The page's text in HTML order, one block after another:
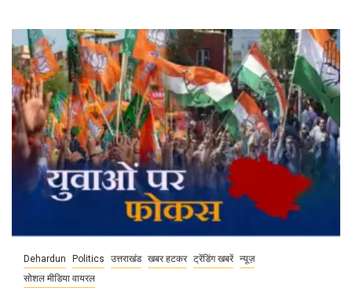
Dehardun Politics उत्तराखंड खबर हटकर ट्रेंडिंग खबरें न्यूज़
सोशल मीडिया वायरल